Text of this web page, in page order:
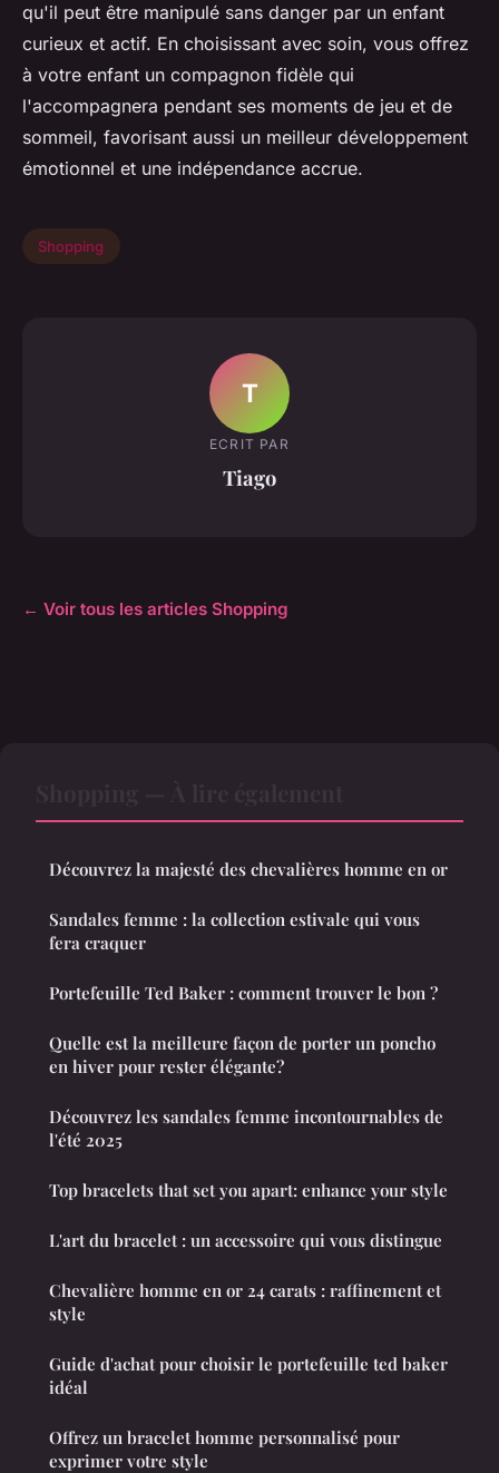
qu'il peut être manipulé sans danger par un enfant
curieux et actif. En choisissant avec soin, vous offrez
à votre enfant un compagnon fidèle qui
l'accompagnera pendant ses moments de jeu et de
sommeil, favorisant aussi un meilleur développement
émotionnel et une indépendance accrue.
Shopping
T
ECRIT PAR
Tiago
← Voir tous les articles Shopping
Découvrez la majesté des chevalières homme en or
Sandales femme : la collection estivale qui vous
fera craquer
Portefeuille Ted Baker : comment trouver le bon ?
Quelle est la meilleure façon de porter un poncho
en hiver pour rester élégante?
Découvrez les sandales femme incontournables de
l'été 2025
Top bracelets that set you apart: enhance your style
L'art du bracelet : un accessoire qui vous distingue
Chevalière homme en or 24 carats : raffinement et
style
Guide d'achat pour choisir le portefeuille ted baker
idéal
Offrez un bracelet homme personnalisé pour
exprimer votre style